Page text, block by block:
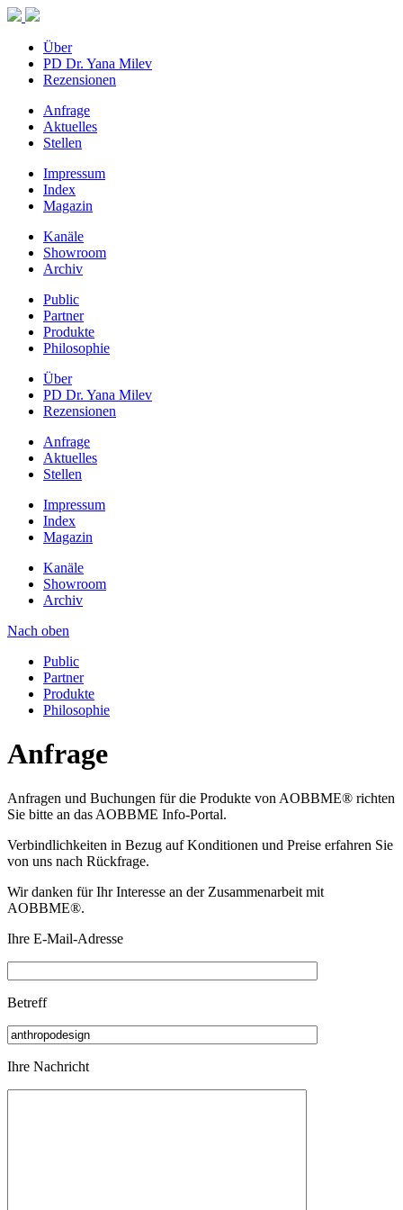
Über
PD Dr. Yana Milev
Rezensionen
Anfrage
Aktuelles
Stellen
Impressum
Index
Magazin
Kanäle
Showroom
Archiv
Public
Partner
Produkte
Philosophie
Über
PD Dr. Yana Milev
Rezensionen
Anfrage
Aktuelles
Stellen
Impressum
Index
Magazin
Kanäle
Showroom
Archiv
Nach oben
Public
Partner
Produkte
Philosophie
Anfrage
Anfragen und Buchungen für die Produkte von AOBBME® richten
Sie bitte an das AOBBME Info-Portal.
Verbindlichkeiten in Bezug auf Konditionen und Preise erfahren Sie
von uns nach Rückfrage.
Wir danken für Ihr Interesse an der Zusammenarbeit mit
AOBBME®.
Ihre E-Mail-Adresse
Betreff
Ihre Nachricht